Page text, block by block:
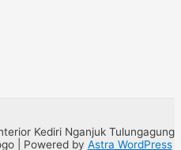
Kediri Nganjuk Tulungagung
| Powered by Astra WordPress